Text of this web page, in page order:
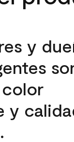
y
color
y